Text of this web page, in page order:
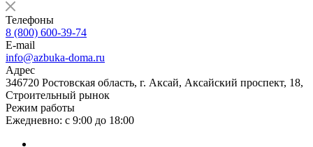
Телефоны
8 (800) 600-39-74
E-mail
info@azbuka-doma.ru
Адрес
346720 Ростовская область, г. Аксай, Аксайский проспект, 18,
Строительный рынок
Режим работы
Ежедневно: с 9:00 до 18:00